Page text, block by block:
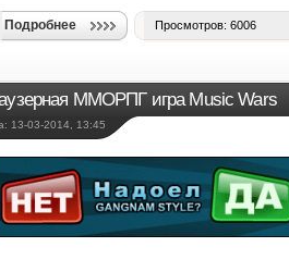
Подробнее Просмотров: 6006
ММОРПГ игра Music Wars
13-03-2014, 13:45